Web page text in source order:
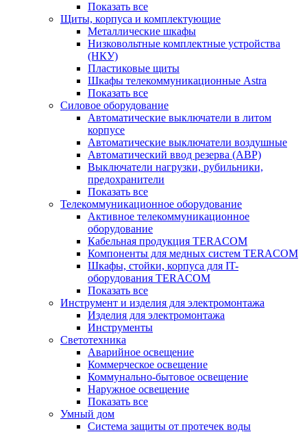
Показать все
Щиты, корпуса и комплектующие
Металлические шкафы
Низковольтные комплектные устройства
(НКУ)
Пластиковые щиты
Шкафы телекоммуникационные Astra
Показать все
Силовое оборудование
Автоматические выключатели в литом
корпусе
Автоматические выключатели воздушные
Автоматический ввод резерва (АВР)
Выключатели нагрузки, рубильники,
предохранители
Показать все
Телекоммуникационное оборудование
Активное телекоммуникационное
оборудование
Кабельная продукция TERACOM
Компоненты для медных систем TERACOM
Шкафы, стойки, корпуса для IT-
оборудования TERACOM
Показать все
Инструмент и изделия для электромонтажа
Изделия для электромонтажа
Инструменты
Светотехника
Аварийное освещение
Коммерческое освещение
Коммунально-бытовое освещение
Наружное освещение
Показать все
Умный дом
Система защиты от протечек воды